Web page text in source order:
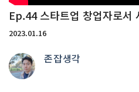
Ep.44 스타트업 창업자로서
2023.01.16
존잡생각